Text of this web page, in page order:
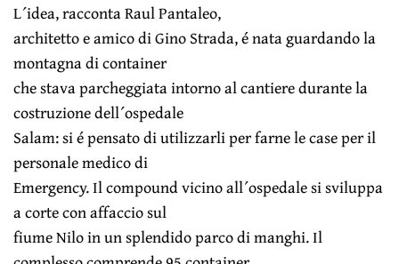
L´idea, racconta Raul Pantaleo,
architetto e amico di Gino Strada, é nata guardando la
montagna di container
che stava parcheggiata intorno al cantiere durante la
costruzione dell´ospedale
Salam: si é pensato di utilizzarli per farne le case per il
personale medico di
Emergency. Il compound vicino all´ospedale si sviluppa
a corte con affaccio sul
fiume Nilo in un splendido parco di manghi. Il